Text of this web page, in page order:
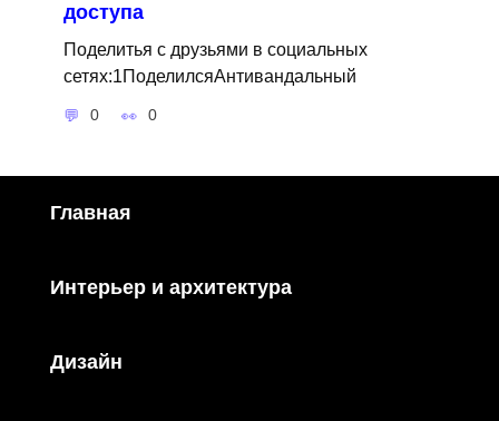
доступа
Поделитья с друзьями в социальных
сетях:1ПоделилсяАнтивандальный
0 0
Главная
Интерьер и архитектура
Дизайн